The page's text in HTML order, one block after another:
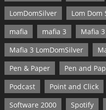
LomDomSilver
Lom Dom
mafia
mafia 3
Mafia
Mafia 3 LomDomSilver
Pen & Paper
Pen and
Podcast
Point and Click
Software 2000
Spotify